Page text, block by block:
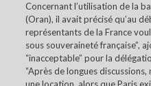
Concernant l’utilisation de la
(Oran), il avait précisé qu’au
représentants de la France
sous souveraineté française”,
“inacceptable” pour la
“Après de longues